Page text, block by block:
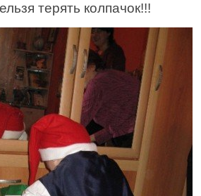
терять колпачок!!!